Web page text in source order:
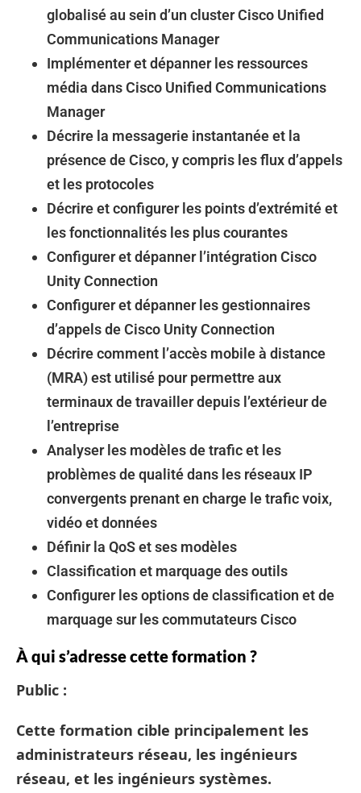
globalisé au sein d’un cluster Cisco Unified
Communications Manager
Implémenter et dépanner les ressources
média dans Cisco Unified Communications
Manager
Décrire la messagerie instantanée et la
présence de Cisco, y compris les flux d’appels
et les protocoles
Décrire et configurer les points d’extrémité et
les fonctionnalités les plus courantes
Configurer et dépanner l’intégration Cisco
Unity Connection
Configurer et dépanner les gestionnaires
d’appels de Cisco Unity Connection
Décrire comment l’accès mobile à distance
(MRA) est utilisé pour permettre aux
terminaux de travailler depuis l’extérieur de
l’entreprise
Analyser les modèles de trafic et les
problèmes de qualité dans les réseaux IP
convergents prenant en charge le trafic voix,
vidéo et données
Définir la QoS et ses modèles
Classification et marquage des outils
Configurer les options de classification et de
marquage sur les commutateurs Cisco
À qui s’adresse cette formation ?
Public :
Cette formation cible principalement les
administrateurs réseau, les ingénieurs
réseau, et les ingénieurs systèmes.